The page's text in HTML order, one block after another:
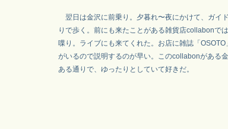
翌日は金沢に前乗り。夕暮れ〜夜にかけて、ガイ
りで歩く。前にも来たことがある雑貨店collabonで
喋り。ライブにも来てくれた。お店に雑誌「
がいるので説明するのが早い。このcollabonがある
ある通りで、ゆったりとしていて好きだ。